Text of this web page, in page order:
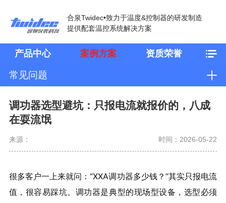
合泉Twidec•致力于温度&控制器的研发制造
提供配套温控系统解决方案
产品中心 案例方案 资质荣誉
常见问题
调功器选型避坑：只报电流就报价的，八成
在耍流氓
来源： 时间：2026-05-22
很多客户一上来就问：“XXA调功器多少钱？”其实只报电流
值，很容易踩坑。调功器是典型的现场型设备，选型必须